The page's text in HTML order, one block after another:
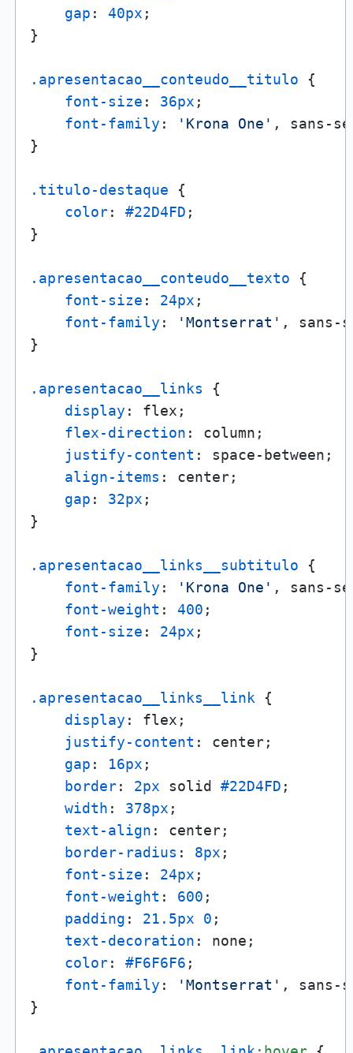
gap : 40px ;
}
.apresentacao__conteudo__titulo {
font-size : 36px ;
font-family : 'Krona One' , sans-
}
.titulo-destaque {
color: #22D4FD ;
}
.apresentacao__conteudo__texto {
font-size : 24px ;
font-family : 'Montserrat' , sans-
}
.apresentacao__links {
display : flex;
flex-direction : column;
justify-content : space-between;
align-items : center;
gap : 32px ;
}
.apresentacao__links__subtitulo {
font-family : 'Krona One' , sans-
font-weight : 400 ;
font-size : 24px ;
}
.apresentacao__links__link {
display : flex;
justify-content : center;
gap : 16px ;
border: 2px solid #22D4FD ;
width : 378px ;
text-align : center;
border-radius : 8px ;
font-size : 24px ;
font-weight : 600 ;
padding : 21.5px 0 ;
text-decoration : none;
color: #F6F6F6 ;
font-family : 'Montserrat' , sans-
}